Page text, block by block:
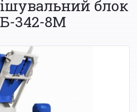
блок
342-8М